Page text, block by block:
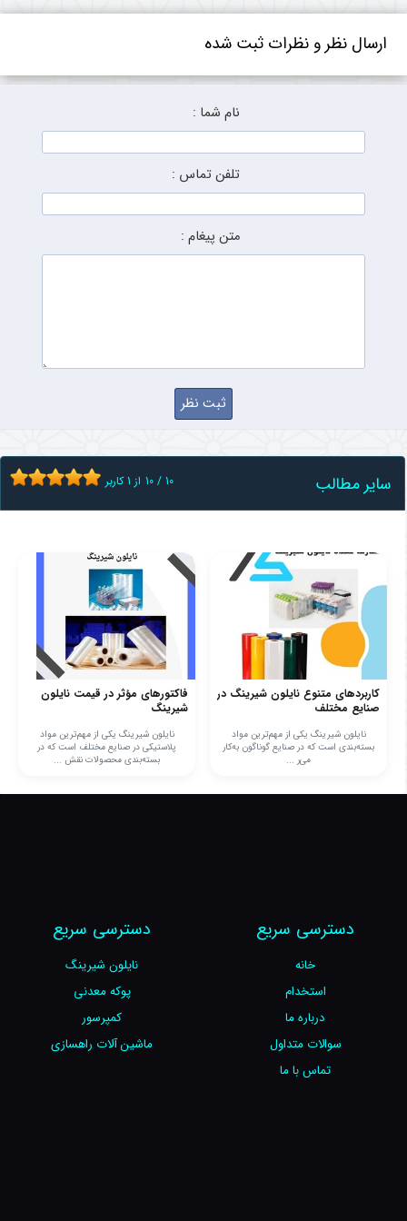
ارسال نظر و نظرات ثبت شده
نام شما :
تلفن تماس :
متن پیغام :
سایر مطالب 10 / 10 از 1کاربر
کاربردهای متنوع نایلون شیرینگ در
صنایع مختلف
نایلون شیرینگ یکی از مهم‌ترین مواد
بسته‌بندی است که در صنایع گوناگون به‌کار
می‌ر ...
فاکتورهای مؤثر در قیمت نایلون
شیرینگ
نایلون شیرینگ یکی از مهم‌ترین مواد
پلاستیکی در صنایع مختلف است که در
بسته‌بندی محصولات نقش ...
دسترسی سریع
خانه
استخدام
درباره ما
سوالات متداول
تماس با ما
دسترسی سریع
نایلون شیرینگ
پوکه معدنی
کمپرسور
ماشین آلات راهسازی